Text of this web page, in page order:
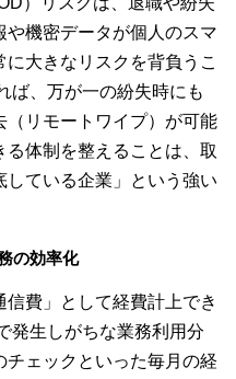
機密データが個人のスマ
大きなリスクを背負うこ
ば、万が一の紛失時にも
リモートワイプ）が可能
体制を整えることは、取
ている企業」という強い
の効率化
費」として経費計上でき
発生しがちな業務利用分
ェックといった毎月の経